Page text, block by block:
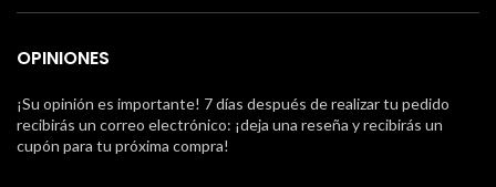
OPINIONES
¡Su opinión es importante! 7 días después de realizar tu pedido
recibirás un correo electrónico: ¡deja una reseña y recibirás un
cupón para tu próxima compra!